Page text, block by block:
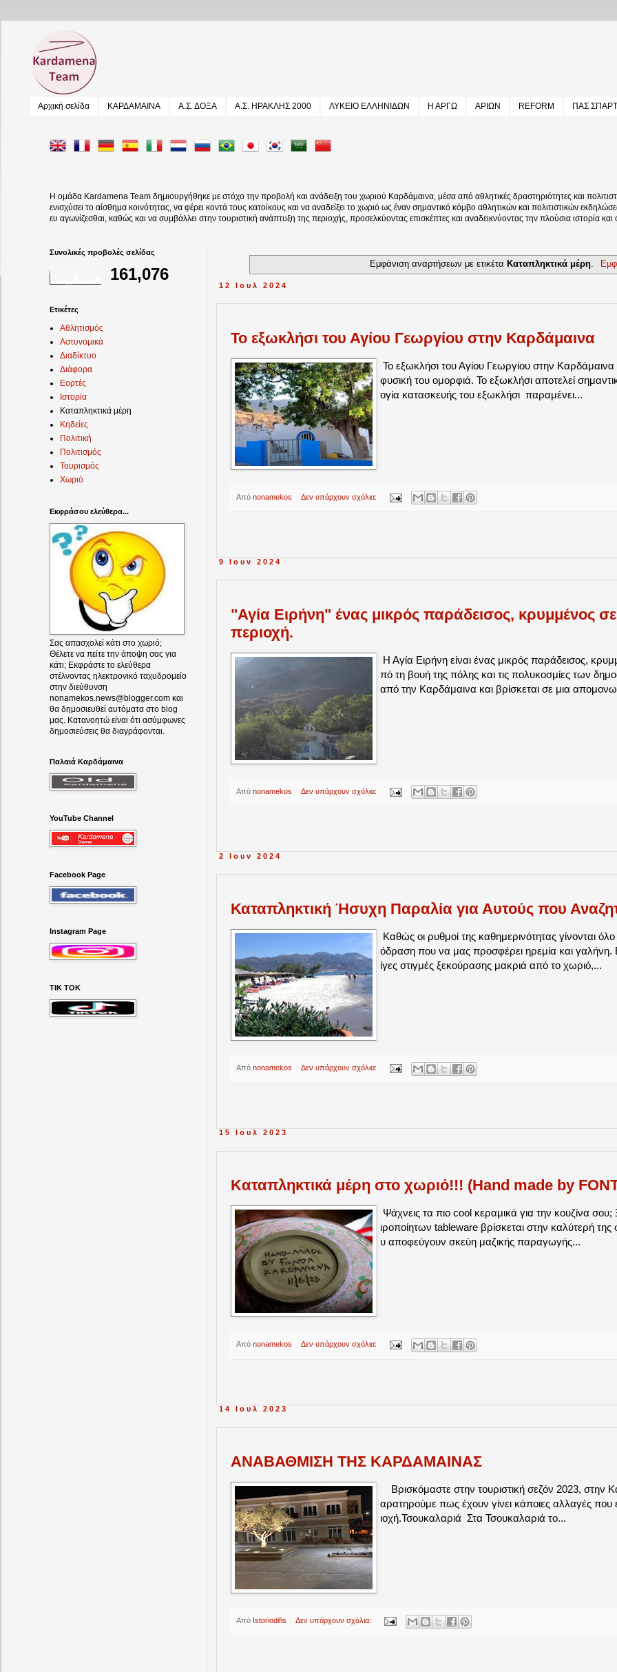
Αρχική σελίδα ΚΑΡΔΑΜΑΙΝΑ Α.Σ. ΔΟΞΑ Α.Σ. ΗΡΑΚΛΗΣ 2000 ΛΥΚΕΙΟ ΕΛΛΗΝΙΔΩΝ Η ΑΡΓΩ ΑΡΙΩΝ REFORM ΠΑΣ
Η ομάδα Kardamena Team δημιουργήθηκε με στόχο την προβολή και ανάδειξη του χωριού Καρδάμαινα, μέσα από αθλητικές δραστηριότητες και
ενισχύσει το αίσθημα κοινότητας, να φέρει κοντά τους κατοίκους και να αναδείξει το χωριό ως έναν σημαντικό κόμβο αθλητικών και πολιτιστικών
ευ αγωνίζεσθαι, καθώς και να συμβάλλει στην τουριστική ανάπτυξη της περιοχής, προσελκύοντας επισκέπτες και αναδεικνύοντας την πλούσια ιστορία
Εμφάνιση αναρτήσεων με ετικέτα Καταπληκτικά μέρη.
12 Ιουλ 2024
Το εξωκλήσι του Αγίου Γεωργίου στην Καρδάμαινα
Το εξωκλήσι του Αγίου Γεωργίου στην Καρδάμαινα
φυσική του ομορφιά. Το εξωκλήσι αποτελεί
ογία κατασκευής του εξωκλήσι παραμένει...
Από nonamekos Δεν υπάρχουν σχόλια:
9 Ιουν 2024
"Αγία Ειρήνη" ένας μικρός παράδεισος, κρυμμένος
περιοχή.
Η Αγία Ειρήνη είναι ένας μικρός παράδεισος,
πό τη βουή της πόλης και τις πολυκοσμίες των
από την Καρδάμαινα και βρίσκεται σε μια
Από nonamekos Δεν υπάρχουν σχόλια:
2 Ιουν 2024
Καταπληκτική Ήσυχη Παραλία για Αυτούς που
Καθώς οι ρυθμοί της καθημερινότητας γίνονται
όδραση που να μας προσφέρει ηρεμία και γαλήνη.
ίγες στιγμές ξεκούρασης μακριά από το χωριό,...
Από nonamekos Δεν υπάρχουν σχόλια:
15 Ιουλ 2023
Kαταπληκτικά μέρη στο χωριό!!! (Hand made by
Ψάχνεις τα πιο cool κεραμικά για την κουζίνα
ιροποίητων tableware βρίσκεται στην καλύτερή της
υ αποφεύγουν σκεύη μαζικής παραγωγής...
Από nonamekos Δεν υπάρχουν σχόλια:
14 Ιουλ 2023
ΑΝΑΒΑΘΜΙΣΗ ΤΗΣ ΚΑΡΔΑΜΑΙΝΑΣ
Βρισκόμαστε στην τουριστική σεζόν 2023,
αρατηρούμε πως έχουν γίνει κάποιες αλλαγές
ιοχή.Τσουκαλαριά Στα Τσουκαλαριά το...
Από Istoriodifis Δεν υπάρχουν σχόλια:
Συνολικές προβολές σελίδας
161,076
Ετικέτες
Αθλητισμός
Αστυνομικά
Διαδίκτυο
Διάφορα
Εορτές
Ιστορία
Καταπληκτικά μέρη
Κηδείες
Πολιτική
Πολιτισμός
Τουρισμός
Χωριό
Εκφράσου ελεύθερα...
Σας απασχολεί κάτι στο χωριό;
Θέλετε να πείτε την άποψη σας για
κάτι; Εκφράστε το ελεύθερα
στέλνοντας ηλεκτρονικό ταχυδρομείο
στην διεύθυνση
nonamekos.news@blogger.com και
θα δημοσιευθεί αυτόματα στο blog
μας. Κατανοητώ είναι ότι ασύμφωνες
δημοσιεύσεις θα διαγράφονται.
Παλαιά Καρδάμαινα
YouTube Channel
Facebook Page
Instagram Page
ΤΙΚ ΤΟΚ